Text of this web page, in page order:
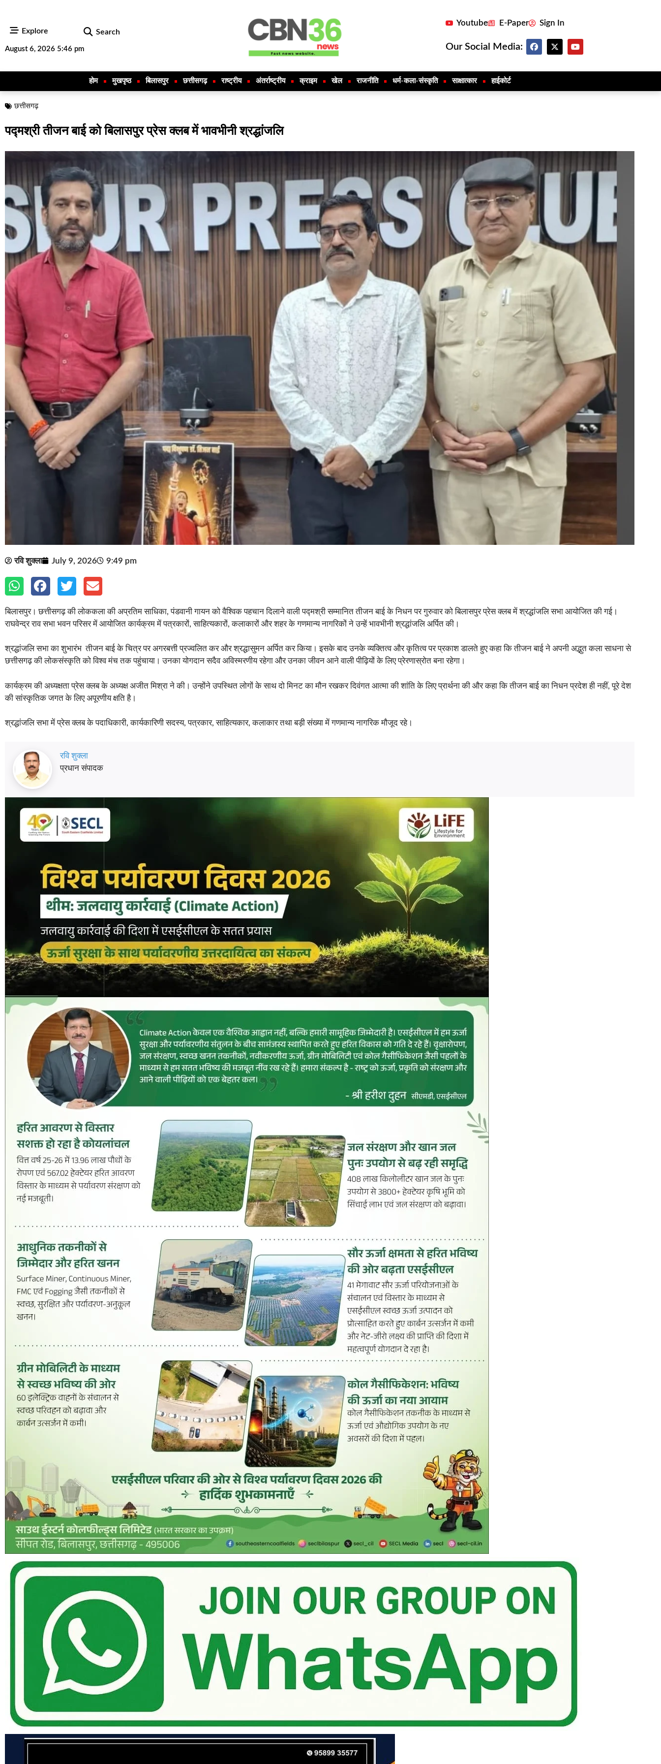
Explore Search
August 6, 2026 5:46 pm
Youtube E-Paper Sign In
Our Social Media:
होम मुखपृष्ठ बिलासपुर छत्तीसगढ़ राष्ट्रीय अंतर्राष्ट्रीय क्राइम खेल राजनीति धर्म-कला-संस्कृति साक्षात्कार हाईकोर्ट
छत्तीसगढ़
पद्मश्री तीजन बाई को बिलासपुर प्रेस क्लब में भावभीनी श्रद्धांजलि
रवि शुक्ला July 9, 2026 9:49 pm
बिलासपुर। छत्तीसगढ़ की लोककला की अप्रतिम साधिका, पंडवानी गायन को वैश्विक पहचान दिलाने वाली पद्मश्री सम्मानित तीजन बाई के निधन पर गुरुवार को बिलासपुर प्रेस क्लब में श्रद्धांजलि सभा आयोजित की गई।
राघवेन्द्र राव सभा भवन परिसर में आयोजित कार्यक्रम में पत्रकारों, साहित्यकारों, कलाकारों और शहर के गणमान्य नागरिकों ने उन्हें भावभीनी श्रद्धांजलि अर्पित की।
श्रद्धांजलि सभा का शुभारंभ तीजन बाई के चित्र पर अगरबत्ती प्रज्वलित कर और श्रद्धासुमन अर्पित कर किया। इसके बाद उनके व्यक्तित्व और कृतित्व पर प्रकाश डालते हुए कहा कि तीजन बाई ने अपनी अद्भुत कला साधना से
छत्तीसगढ़ की लोकसंस्कृति को विश्व मंच तक पहुंचाया। उनका योगदान सदैव अविस्मरणीय रहेगा और उनका जीवन आने वाली पीढ़ियों के लिए प्रेरणास्रोत बना रहेगा।
कार्यक्रम की अध्यक्षता प्रेस क्लब के अध्यक्ष अजीत मिश्रा ने की। उन्होंने उपस्थित लोगों के साथ दो मिनट का मौन रखकर दिवंगत आत्मा की शांति के लिए प्रार्थना की और कहा कि तीजन बाई का निधन प्रदेश ही नहीं, पूरे देश
की सांस्कृतिक जगत के लिए अपूरणीय क्षति है।
श्रद्धांजलि सभा में प्रेस क्लब के पदाधिकारी, कार्यकारिणी सदस्य, पत्रकार, साहित्यकार, कलाकार तथा बड़ी संख्या में गणमान्य नागरिक मौजूद रहे।
रवि शुक्ला
प्रधान संपादक